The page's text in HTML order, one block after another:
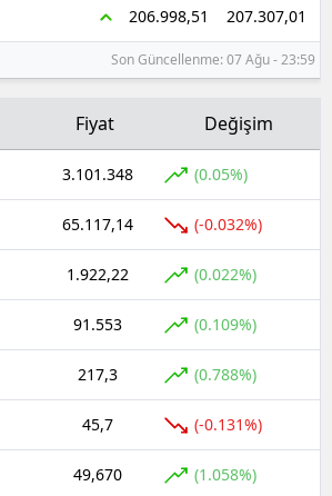
Samsun
Siirt
Sinop
Sivas
Tekirdağ
Tokat
Tunceli
Şanlıurfa
Uşak
206.998,51 207.307,01
Son Güncellenme: 07 Ağu - 23:59
Fiyat Değişim
3.101.348 (0.05%)
65.117,14 (-0.032%)
1.922,22 (0.022%)
91.553 (0.109%)
217,3 (0.788%)
45,7 (-0.131%)
49,670 (1.058%)